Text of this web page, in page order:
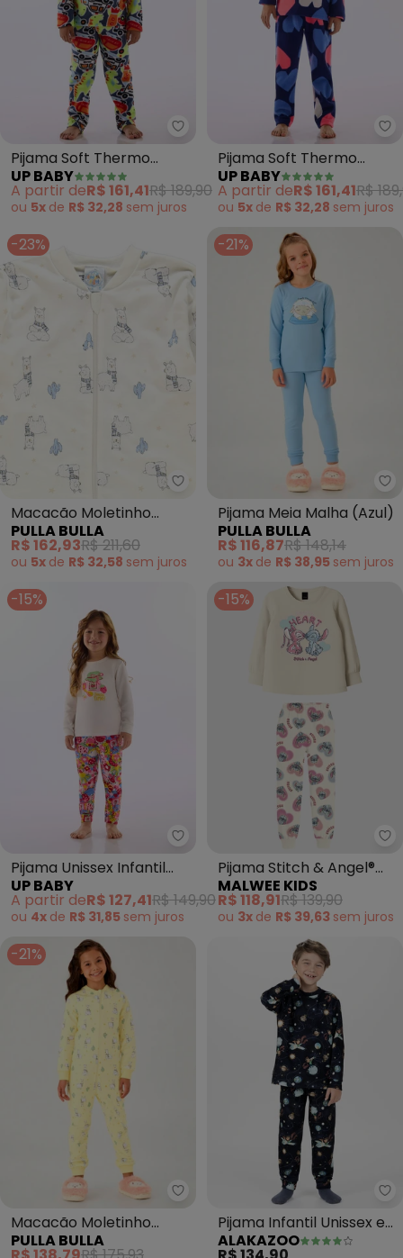
Up Baby - Pijama Soft Thermo
Pijama Soft Thermo
Estampado Azul
UP BABY
A partir deR$ 161,41R$ 189,90
ou 5x de R$ 32,28 sem juros
Pijama Soft Thermo
Estampado Azul
UP BABY
A partir deR$ 161,41R$
ou 5x de R$ 32,28 sem juros
-23%
Pulla Bulla - Macacão
Macacão Moletinho
(Bege)
PULLA BULLA
R$ 162,93R$ 211,60
ou 5x de R$ 32,58 sem juros
-21%
Pijama Meia Malha (Azul)
PULLA BULLA
R$ 116,87R$ 148,14
ou 3x de R$ 38,95 sem juros
-15%
Up Baby - Pijama Unissex
Pijama Unissex Infantil
Suedine Branco
UP BABY
A partir deR$ 127,41R$ 149,90
ou 4x de R$ 31,85 sem juros
-15%
Pijama Stitch & Angel®
(Bege)
MALWEE KIDS
R$ 118,91R$ 139,90
ou 3x de R$ 39,63 sem juros
-21%
Pulla Bulla - Macacão
Macacão Moletinho
(Amarelo)
PULLA BULLA
Pijama Infantil Unissex em
Malha Fleece (Azul)
ALAKAZOO